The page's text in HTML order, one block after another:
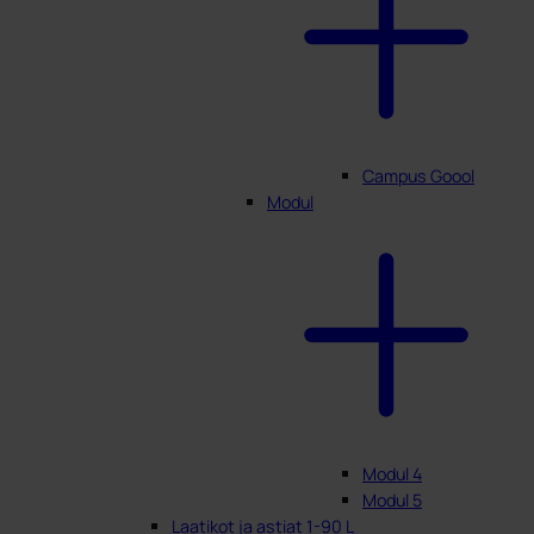
Campus Goool
Modul
Modul 4
Modul 5
Laatikot ja astiat 1-90 L